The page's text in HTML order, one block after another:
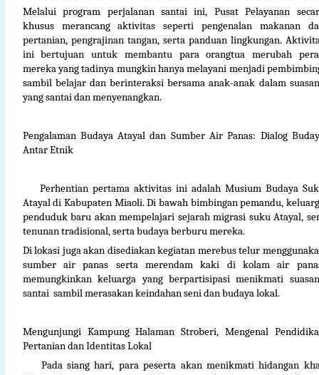
Melalui program perjalanan santai ini, Pusat Pelayanan
khusus merancang aktivitas seperti pengenalan makanan
pertanian, pengrajinan tangan, serta panduan lingkungan.
ini bertujuan untuk membantu para orangtua merubah
mereka yang tadinya mungkin hanya melayani menjadi
sambil belajar dan berinteraksi bersama anak-anak dalam
yang santai dan menyenangkan.
Pengalaman Budaya Atayal dan Sumber Air Panas: Dialog
Antar Etnik
Perhentian pertama aktivitas ini adalah Musium Budaya
Atayal di Kabupaten Miaoli. Di bawah bimbingan pemandu,
penduduk baru akan mempelajari sejarah migrasi suku Atayal,
tenunan tradisional, serta budaya berburu mereka.
Di lokasi juga akan disediakan kegiatan merebus telur
sumber air panas serta merendam kaki di kolam air
memungkinkan keluarga yang berpartisipasi menikmati
santai sambil merasakan keindahan seni dan budaya lokal.
Mengunjungi Kampung Halaman Stroberi, Mengenal
Pertanian dan Identitas Lokal
Pada siang hari, para peserta akan menikmati hidangan